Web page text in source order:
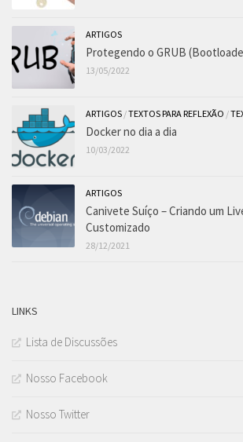
ARTIGOS
Protegendo o GRUB
13/05/2022
ARTIGOS /TEXTOS PARA REFLEXÃO /
Docker no dia a dia
10/03/2022
ARTIGOS
Canivete Suíço – Criando um
Customizado
28/12/2021
LINKS
Lista de Discussões
Nosso Facebook
Nosso Twitter